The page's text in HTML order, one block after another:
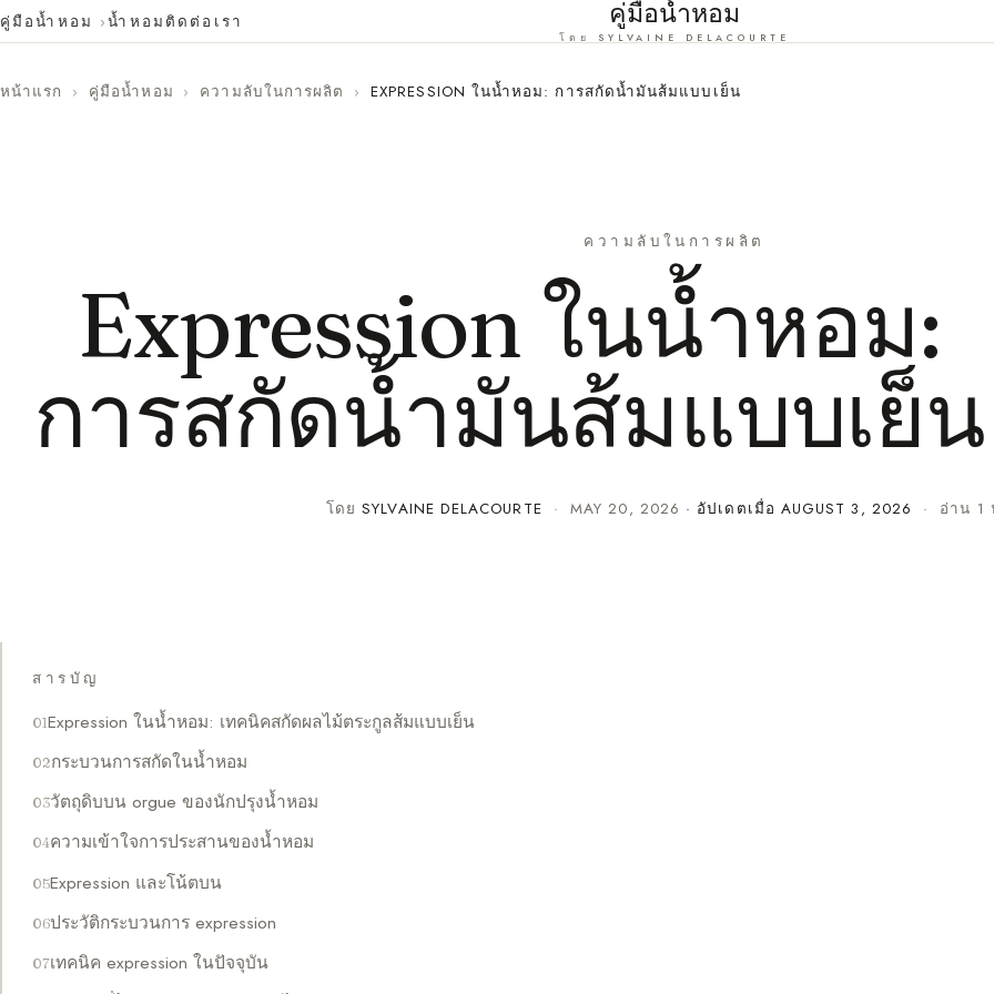
คู่มือน้ำหอม น้ำหอม ติดต่อเรา คู่มือน้ำหอม
โดย SYLVAINE DELACOURTE
หน้าแรก › คู่มือน้ำหอม › ความลับในการผลิต › EXPRESSION ในน้ำหอม: การสกัดน้ำมันส้มแบบเย็น
ความลับในการผลิต
Expression ในน้ำหอม:
การสกัดน้ำมันส้มแบบเย็น
โดยSYLVAINE DELACOURTE ·MAY 20, 2026 · อัปเดตเมื่อ AUGUST 3, 2026 · อ่าน 1
สารบัญ
Expression ในน้ำหอม: เทคนิคสกัดผลไม้ตระกูลส้มแบบเย็น
กระบวนการสกัดในน้ำหอม
วัตถุดิบบน orgue ของนักปรุงน้ำหอม
ความเข้าใจการประสานของน้ำหอม
Expression และโน้ตบน
ประวัติกระบวนการ expression
เทคนิค expression ในปัจจุบัน